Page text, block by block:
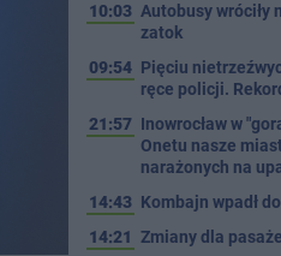
10:03 Autobusy wróciły
zatok
09:54 Pięciu
ręce policji.
21:57 Inowrocław w
Onetu nasze
narażonych na
14:43 Kombajn wpadł
14:21 Zmiany dla